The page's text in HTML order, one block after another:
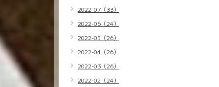
2022-07（33）
2022-06（24）
2022-05（26）
2022-04（26）
2022-03（26）
2022-02（24）